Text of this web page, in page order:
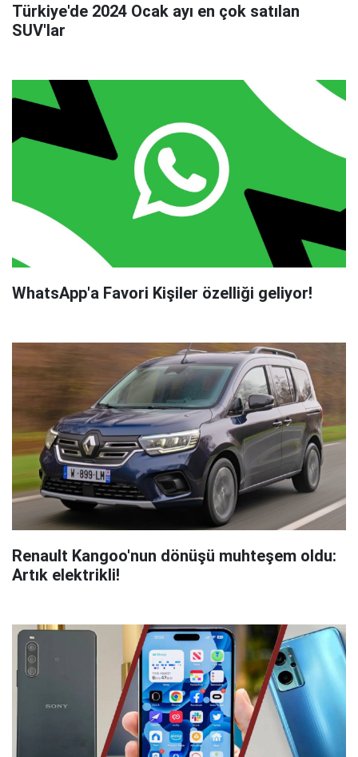
Türkiye'de 2024 Ocak ayı en çok satılan
SUV'lar
WhatsApp'a Favori Kişiler özelliği geliyor!
Renault Kangoo'nun dönüşü muhteşem oldu:
Artık elektrikli!